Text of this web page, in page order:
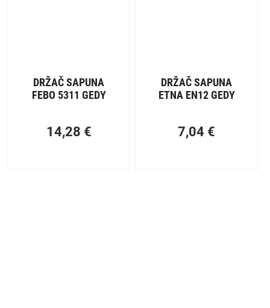
DRŽAČ SAPUNA
FEBO 5311 GEDY
14,28 €
DRŽAČ SAPUNA
ETNA EN12 GEDY
7,04 €